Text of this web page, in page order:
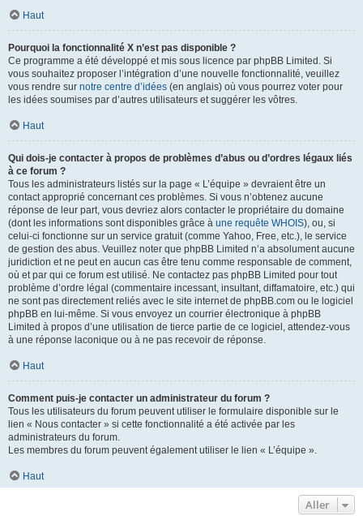
Haut
Pourquoi la fonctionnalité X n’est pas disponible ?
Ce programme a été développé et mis sous licence par phpBB Limited. Si
vous souhaitez proposer l’intégration d’une nouvelle fonctionnalité, veuillez
vous rendre sur notre centre d’idées (en anglais) où vous pourrez voter pour
les idées soumises par d’autres utilisateurs et suggérer les vôtres.
Haut
Qui dois-je contacter à propos de problèmes d’abus ou d’ordres légaux liés
à ce forum ?
Tous les administrateurs listés sur la page « L’équipe » devraient être un
contact approprié concernant ces problèmes. Si vous n’obtenez aucune
réponse de leur part, vous devriez alors contacter le propriétaire du domaine
(dont les informations sont disponibles grâce à une requête WHOIS), ou, si
celui-ci fonctionne sur un service gratuit (comme Yahoo, Free, etc.), le service
de gestion des abus. Veuillez noter que phpBB Limited n’a absolument aucune
juridiction et ne peut en aucun cas être tenu comme responsable de comment,
où et par qui ce forum est utilisé. Ne contactez pas phpBB Limited pour tout
problème d’ordre légal (commentaire incessant, insultant, diffamatoire, etc.) qui
ne sont pas directement reliés avec le site internet de phpBB.com ou le logiciel
phpBB en lui-même. Si vous envoyez un courrier électronique à phpBB
Limited à propos d’une utilisation de tierce partie de ce logiciel, attendez-vous
à une réponse laconique ou à ne pas recevoir de réponse.
Haut
Comment puis-je contacter un administrateur du forum ?
Tous les utilisateurs du forum peuvent utiliser le formulaire disponible sur le
lien « Nous contacter » si cette fonctionnalité a été activée par les
administrateurs du forum.
Les membres du forum peuvent également utiliser le lien « L’équipe ».
Haut
Aller